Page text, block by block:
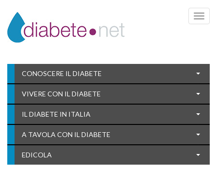
Toggle
CONOSCERE IL DIABETE
VIVERE CON IL DIABETE
IL DIABETE IN ITALIA
A TAVOLA CON IL DIABETE
EDICOLA